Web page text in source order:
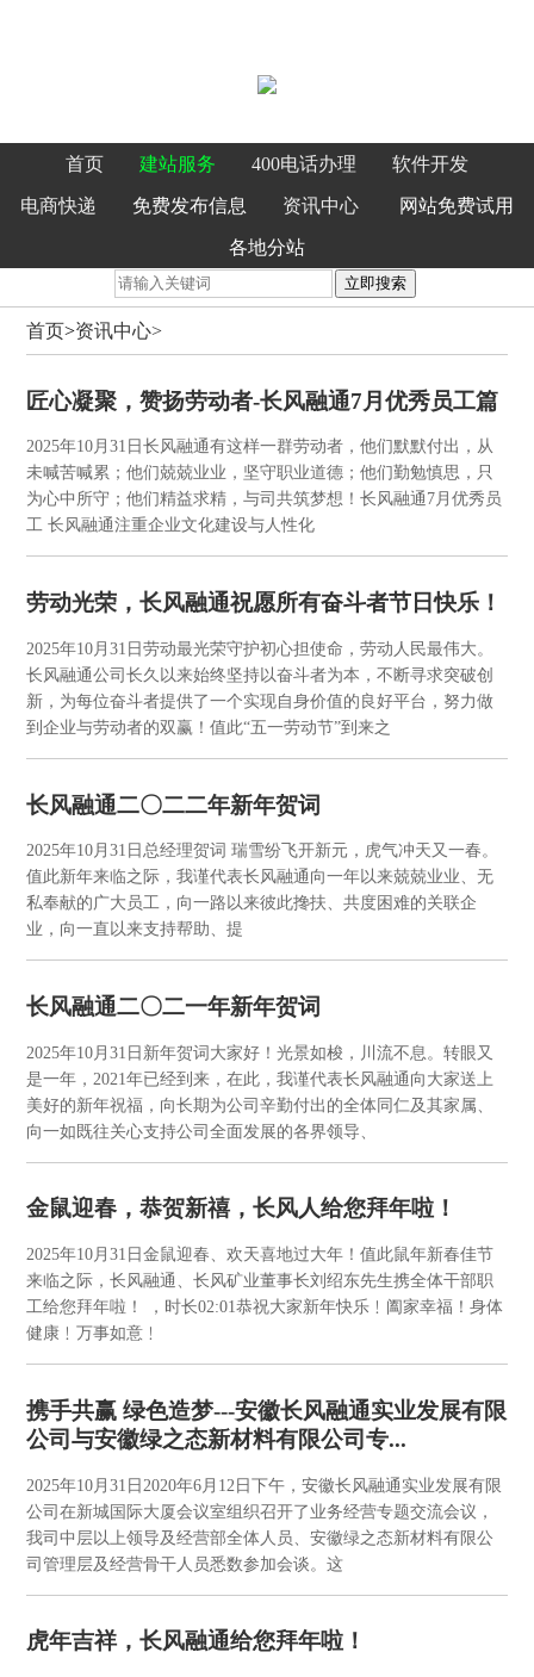
首页 建站服务 400电话办理 软件开发
电商快递 免费发布信息 资讯中心 网站免费试用
各地分站
立即搜索
首页>资讯中心>
匠心凝聚，赞扬劳动者-长风融通7月优秀员工篇
2025年10月31日长风融通有这样一群劳动者，他们默默付出，从
未喊苦喊累；他们兢兢业业，坚守职业道德；他们勤勉慎思，只
为心中所守；他们精益求精，与司共筑梦想！长风融通7月优秀员
工 长风融通注重企业文化建设与人性化
劳动光荣，长风融通祝愿所有奋斗者节日快乐！
2025年10月31日劳动最光荣守护初心担使命，劳动人民最伟大。
长风融通公司长久以来始终坚持以奋斗者为本，不断寻求突破创
新，为每位奋斗者提供了一个实现自身价值的良好平台，努力做
到企业与劳动者的双赢！值此“五一劳动节”到来之
长风融通二〇二二年新年贺词
2025年10月31日总经理贺词 瑞雪纷飞开新元，虎气冲天又一春。
值此新年来临之际，我谨代表长风融通向一年以来兢兢业业、无
私奉献的广大员工，向一路以来彼此搀扶、共度困难的关联企
业，向一直以来支持帮助、提
长风融通二〇二一年新年贺词
2025年10月31日 新年贺词大家好！光景如梭，川流不息。转眼又
是一年，2021年已经到来，在此，我谨代表长风融通向大家送上
美好的新年祝福，向长期为公司辛勤付出的全体同仁及其家属、
向一如既往关心支持公司全面发展的各界领导、
金鼠迎春，恭贺新禧，长风人给您拜年啦！
2025年10月31日金鼠迎春、欢天喜地过大年！值此鼠年新春佳节
来临之际，长风融通、长风矿业董事长刘绍东先生携全体干部职
工给您拜年啦！ ，时长02:01恭祝大家新年快乐﹗阖家幸福！身体
健康﹗万事如意﹗
携手共赢 绿色造梦---安徽长风融通实业发展有限
公司与安徽绿之态新材料有限公司专...
2025年10月31日 2020年6月12日下午，安徽长风融通实业发展有限
公司在新城国际大厦会议室组织召开了业务经营专题交流会议，
我司中层以上领导及经营部全体人员、安徽绿之态新材料有限公
司管理层及经营骨干人员悉数参加会谈。这
虎年吉祥，长风融通给您拜年啦！